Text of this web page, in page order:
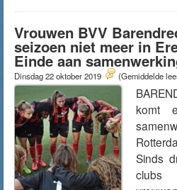
Vrouwen BVV
seizoen niet meer in
Einde aan
Dinsdag 22 oktober 2019 (Gemiddelde
komt
Sinds
clubs